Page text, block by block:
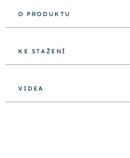
O PRODUKTU
KE STAŽENÍ
VIDEA